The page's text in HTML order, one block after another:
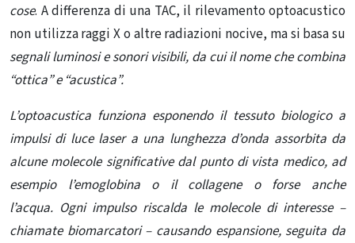
cose. A differenza di una TAC, il rilevamento optoacustico
non utilizza raggi X o altre radiazioni nocive, ma si basa su
segnali luminosi e sonori visibili, da cui il nome che combina
“ottica” e “acustica”.
L’optoacustica funziona esponendo il tessuto biologico a
impulsi di luce laser a una lunghezza d’onda assorbita da
alcune molecole significative dal punto di vista medico, ad
esempio l’emoglobina o il collagene o forse anche
l’acqua. Ogni impulso riscalda le molecole di interesse –
chiamate biomarcatori – causando espansione, seguita da